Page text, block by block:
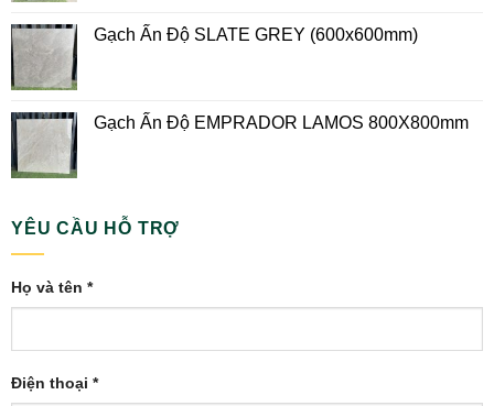
Gạch Ấn Độ SLATE GREY (600x600mm)
Gạch Ấn Độ EMPRADOR LAMOS 800X800mm
YÊU CẦU HỖ TRỢ
Họ và tên *
Điện thoại *